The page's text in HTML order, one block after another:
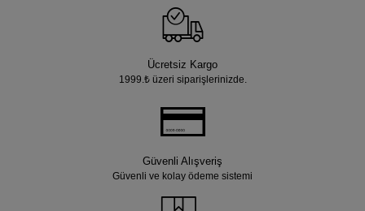
Ücretsiz Kargo
1999.₺ üzeri siparişlerinizde.
Güvenli Alışveriş
Güvenli ve kolay ödeme sistemi